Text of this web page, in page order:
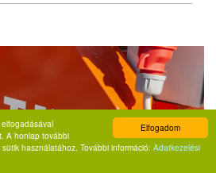
Elfogadom
A honlap további
használatához. További információ: Adatkezelési